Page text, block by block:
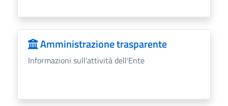
Amministrazione trasparente
Informazioni sull'attività dell'Ente